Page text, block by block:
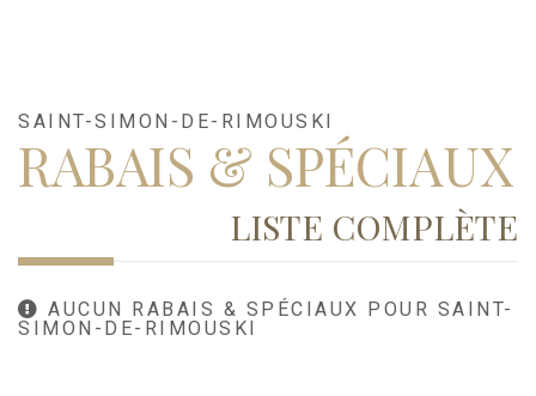
SAINT-SIMON-DE-RIMOUSKI
RABAIS & SPÉCIAUX
LISTE COMPLÈTE
AUCUN RABAIS & SPÉCIAUX POUR SAINT-
SIMON-DE-RIMOUSKI